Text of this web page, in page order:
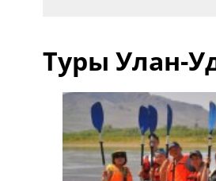
Туры Улан-